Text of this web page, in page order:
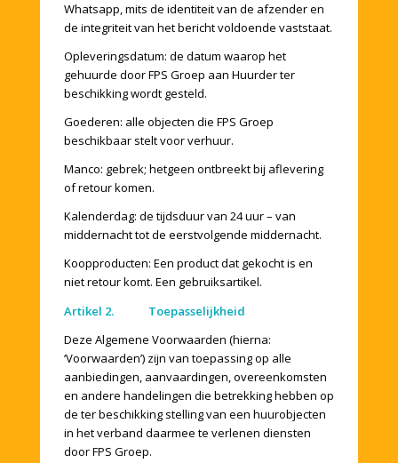
Whatsapp, mits de identiteit van de afzender en
de integriteit van het bericht voldoende vaststaat.
Opleveringsdatum: de datum waarop het
gehuurde door FPS Groep aan Huurder ter
beschikking wordt gesteld.
Goederen: alle objecten die FPS Groep
beschikbaar stelt voor verhuur.
Manco: gebrek; hetgeen ontbreekt bij aflevering
of retour komen.
Kalenderdag: de tijdsduur van 24 uur – van
middernacht tot de eerstvolgende middernacht.
Koopproducten: Een product dat gekocht is en
niet retour komt. Een gebruiksartikel.
Artikel 2. Toepasselijkheid
Deze Algemene Voorwaarden (hierna:
‘Voorwaarden’) zijn van toepassing op alle
aanbiedingen, aanvaardingen, overeenkomsten
en andere handelingen die betrekking hebben op
de ter beschikking stelling van een huurobjecten
in het verband daarmee te verlenen diensten
door FPS Groep.